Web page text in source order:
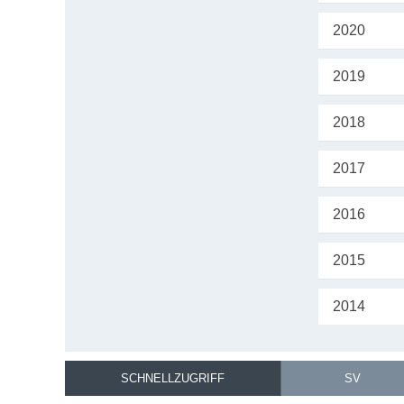
2020
2019
2018
2017
2016
2015
2014
SCHNELLZUGRIFF SV